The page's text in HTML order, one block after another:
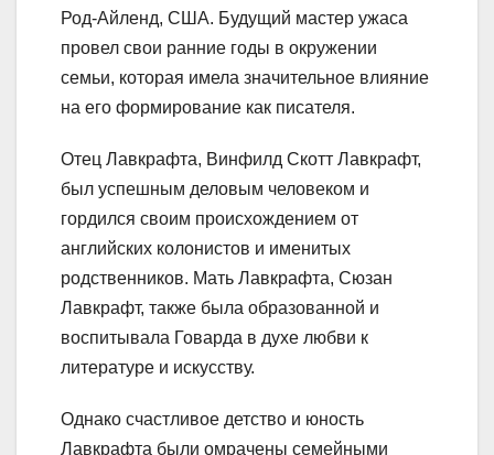
Род-Айленд, США. Будущий мастер ужаса
провел свои ранние годы в окружении
семьи, которая имела значительное влияние
на его формирование как писателя.
Отец Лавкрафта, Винфилд Скотт Лавкрафт,
был успешным деловым человеком и
гордился своим происхождением от
английских колонистов и именитых
родственников. Мать Лавкрафта, Сюзан
Лавкрафт, также была образованной и
воспитывала Говарда в духе любви к
литературе и искусству.
Однако счастливое детство и юность
Лавкрафта были омрачены семейными